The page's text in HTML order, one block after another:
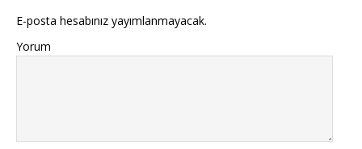
E-posta hesabınız yayımlanmayacak.
Yorum